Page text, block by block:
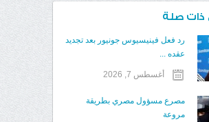
ذات صلة
رد فعل فينيسيوس جونيور بعد تجديد
عقده ...
أغسطس 7, 2026
مصرع مسؤول مصري بطريقة
مروعة